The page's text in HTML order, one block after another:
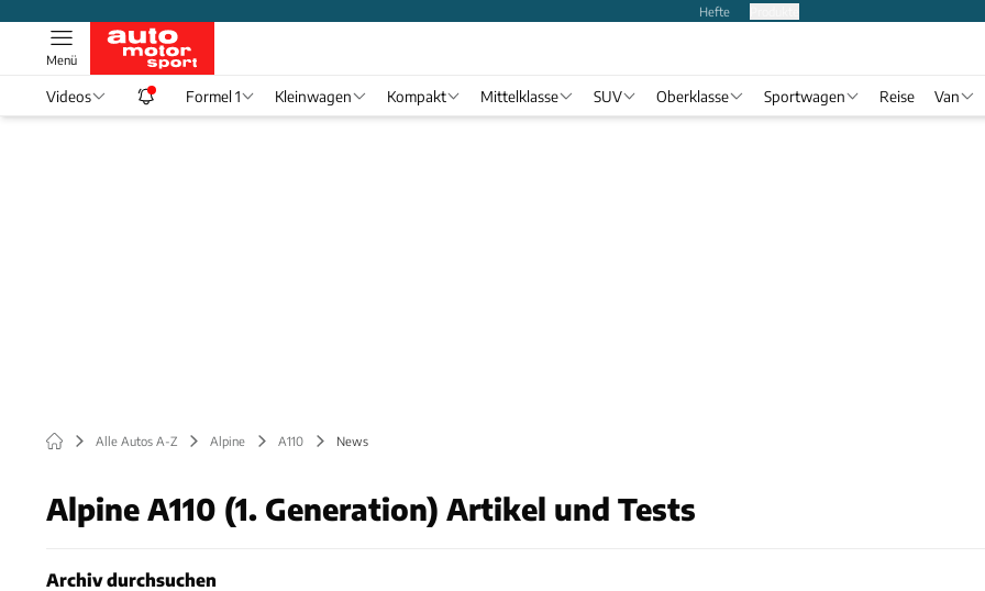
Hefte
Menü
Videos Formel 1 Kleinwagen Kompakt Mittelklasse SUV Oberklasse Sportwagen Reise Van
Alle Autos A-Z Alpine A110 News
Alpine A110 (1. Generation) Artikel und Tests
Archiv durchsuchen